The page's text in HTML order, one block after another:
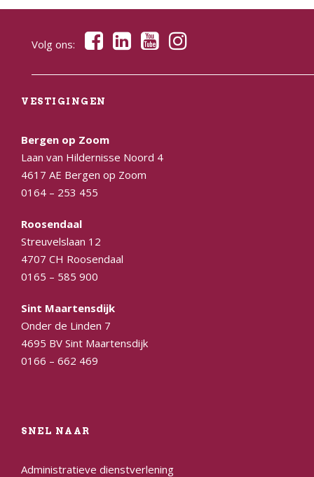
Volg ons:
VESTIGINGEN
Bergen op Zoom
Laan van Hildernisse Noord 4
4617 AE Bergen op Zoom
0164 – 253 455
Roosendaal
Streuvelslaan 12
4707 CH Roosendaal
0165 – 585 900
Sint Maartensdijk
Onder de Linden 7
4695 BV Sint Maartensdijk
0166 – 662 469
SNEL NAAR
Administratieve dienstverlening